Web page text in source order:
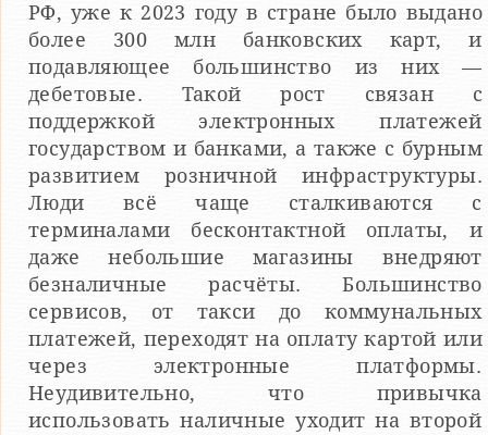
РФ, уже к 2023 году в стране было выдано
более 300 млн банковских карт, и
подавляющее большинство из них —
дебетовые. Такой рост связан с
поддержкой электронных платежей
государством и банками, а также с бурным
развитием розничной инфраструктуры.
Люди всё чаще сталкиваются с
терминалами бесконтактной оплаты, и
даже небольшие магазины внедряют
безналичные расчёты. Большинство
сервисов, от такси до коммунальных
платежей, переходят на оплату картой или
через электронные платформы.
Неудивительно, что привычка
использовать наличные уходит на второй